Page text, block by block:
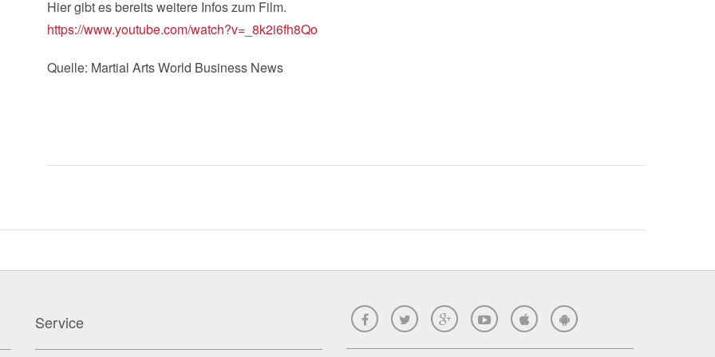
Hier gibt es bereits weitere Infos zum Film.
https://www.youtube.com/watch?v=_8k2i6fh8Qo
Quelle: Martial Arts World Business News
Service